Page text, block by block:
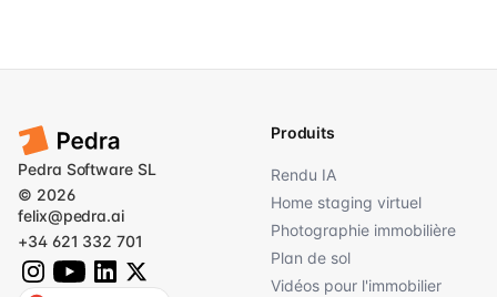
Produits
Rendu IA
Home staging virtuel
Photographie immobilière
Plan de sol
Vidéos pour l'immobilier
Pedra Software SL
© 2026
felix@pedra.ai
+34 621 332 701